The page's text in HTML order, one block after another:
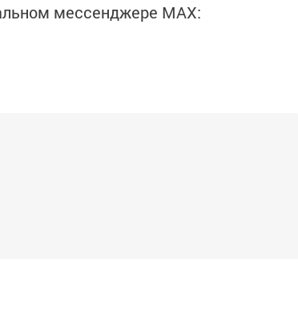
мессенджере MАХ: